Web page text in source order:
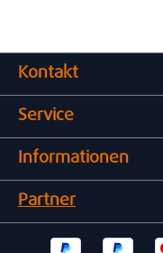
Kontakt
Service
Informationen
Partner